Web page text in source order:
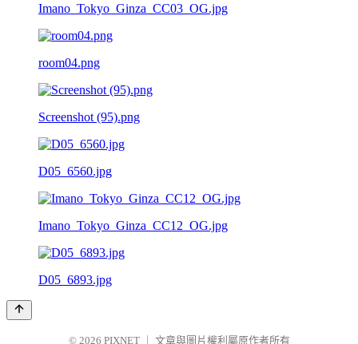
Imano_Tokyo_Ginza_CC03_OG.jpg
room04.png
Screenshot (95).png
D05_6560.jpg
Imano_Tokyo_Ginza_CC12_OG.jpg
D05_6893.jpg
© 2026 PIXNET 文章與圖片權利屬原作者所有